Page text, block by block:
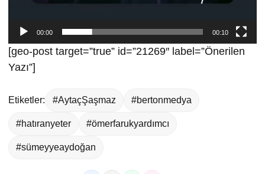
00:00 00:10
[geo-post target=”true” id=”21269″ label=”Önerilen
Yazı”]
Etiketler: #AytaçŞaşmaz #bertonmedya
#hatıranyeter #ömerfarukyardımcı
#sümeyyeaydoğan